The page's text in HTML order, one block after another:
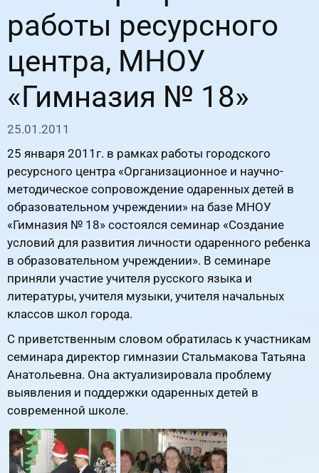
работы ресурсного
центра, МНОУ
«Гимназия № 18»
25.01.2011
25 января 2011г. в рамках работы городского
ресурсного центра «Организационное и научно-
методическое сопровождение одаренных детей в
образовательном учреждении» на базе МНОУ
«Гимназия № 18» состоялся семинар «Создание
условий для развития личности одаренного ребенка
в образовательном учреждении». В семинаре
приняли участие учителя русского языка и
литературы, учителя музыки, учителя начальных
классов школ города.
С приветственным словом обратилась к участникам
семинара директор гимназии Стальмакова Татьяна
Анатольевна. Она актуализировала проблему
выявления и поддержки одаренных детей в
современной школе.